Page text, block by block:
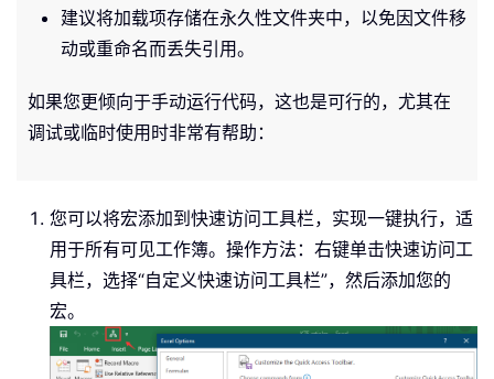
建议将加载项存储在永久性文件夹中，以免因文件移
动或重命名而丢失引用。
如果您更倾向于手动运行代码，这也是可行的，尤其在
调试或临时使用时非常有帮助：
您可以将宏添加到快速访问工具栏，实现一键执行，适
用于所有可见工作簿。操作方法：右键单击快速访问工
具栏，选择“自定义快速访问工具栏”，然后添加您的
宏。